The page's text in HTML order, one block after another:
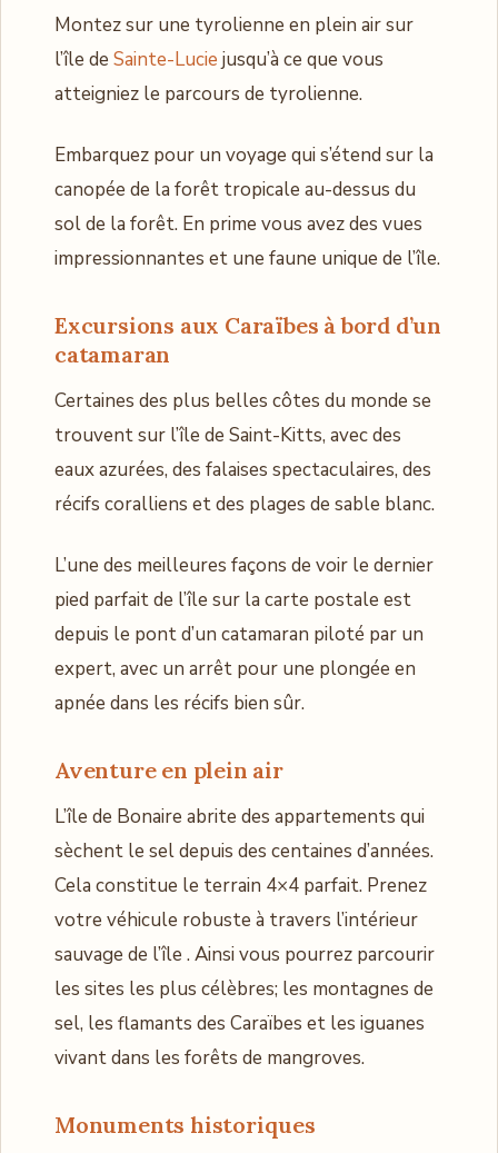
Montez sur une tyrolienne en plein air sur
l’île de Sainte-Lucie jusqu’à ce que vous
atteigniez le parcours de tyrolienne.
Embarquez pour un voyage qui s’étend sur la
canopée de la forêt tropicale au-dessus du
sol de la forêt. En prime vous avez des vues
impressionnantes et une faune unique de l’île.
Excursions aux Caraïbes à bord d’un
catamaran
Certaines des plus belles côtes du monde se
trouvent sur l’île de Saint-Kitts, avec des
eaux azurées, des falaises spectaculaires, des
récifs coralliens et des plages de sable blanc.
L’une des meilleures façons de voir le dernier
pied parfait de l’île sur la carte postale est
depuis le pont d’un catamaran piloté par un
expert, avec un arrêt pour une plongée en
apnée dans les récifs bien sûr.
Aventure en plein air
L’île de Bonaire abrite des appartements qui
sèchent le sel depuis des centaines d’années.
Cela constitue le terrain 4×4 parfait. Prenez
votre véhicule robuste à travers l’intérieur
sauvage de l’île . Ainsi vous pourrez parcourir
les sites les plus célèbres; les montagnes de
sel, les flamants des Caraïbes et les iguanes
vivant dans les forêts de mangroves.
Monuments historiques